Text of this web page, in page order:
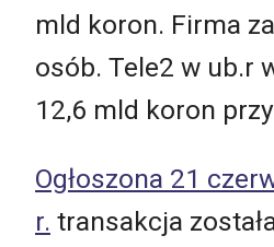
mld koron. Firma
osób. Tele2 w ub.r
12,6 mld koron
Ogłoszona 21
r. transakcja